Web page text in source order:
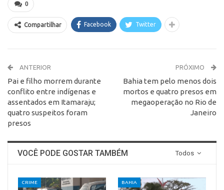
0
Compartilhar Facebook Twitter
ANTERIOR
Pai e filho morrem durante
conflito entre indígenas e
assentados em Itamaraju;
quatro suspeitos foram
presos
PRÓXIMO
Bahia tem pelo menos dois
mortos e quatro presos em
megaoperação no Rio de
Janeiro
Todos
VOCÊ PODE GOSTAR TAMBÉM
CRIME BAHIA